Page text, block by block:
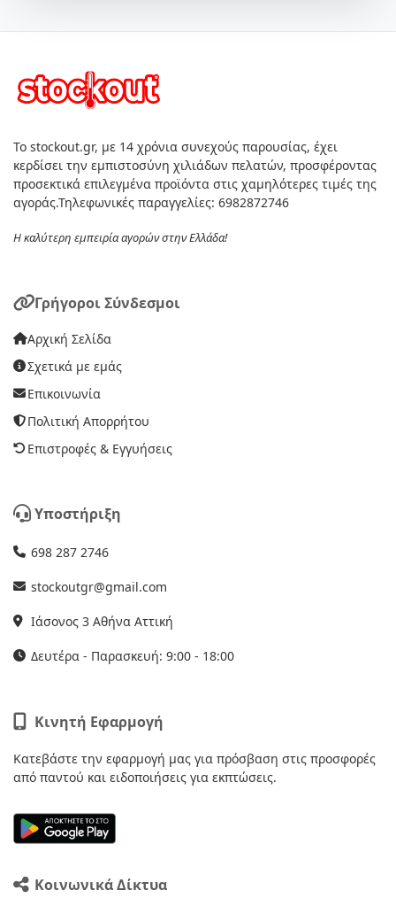
Το stockout.gr, με 14 χρόνια συνεχούς παρουσίας, έχει
κερδίσει την εμπιστοσύνη χιλιάδων πελατών, προσφέροντας
προσεκτικά επιλεγμένα προϊόντα στις χαμηλότερες τιμές της
αγοράς.Τηλεφωνικές παραγγελίες: 6982872746
Η καλύτερη εμπειρία αγορών στην Ελλάδα!
Γρήγοροι Σύνδεσμοι
Αρχική Σελίδα
Σχετικά με εμάς
Επικοινωνία
Πολιτική Απορρήτου
Επιστροφές & Εγγυήσεις
Υποστήριξη
698 287 2746
stockoutgr@gmail.com
Ιάσονος 3 Αθήνα Αττική
Δευτέρα - Παρασκευή: 9:00 - 18:00
Κινητή Εφαρμογή
Κατεβάστε την εφαρμογή μας για πρόσβαση στις προσφορές
από παντού και ειδοποιήσεις για εκπτώσεις.
Κοινωνικά Δίκτυα